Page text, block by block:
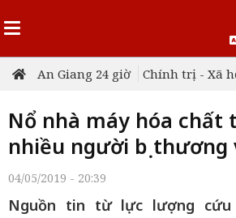
An Giang 24 giờ Chính trị - Xã
Nổ nhà máy hóa chất
nhiều người bị
04/05/2019 - 20:39
Nguồn tin từ lực lượng cứu